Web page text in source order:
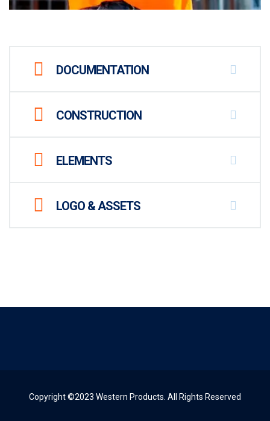
DOCUMENTATION
CONSTRUCTION
ELEMENTS
LOGO & ASSETS
Copyright ©2023 Western Products. All Rights Reserved